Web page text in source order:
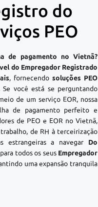
do
PEO
de pagamento no Vietnã?
do Empregador Registrado
, fornecendo soluções PEO
Se você está se perguntando
de um serviço EOR, nossa
de pagamento perfeito e
de PEO e EOR no Vietnã,
de RH à terceirização
estrangeiras a navegar Do
todos os seus Empregador
uma expansão tranquila